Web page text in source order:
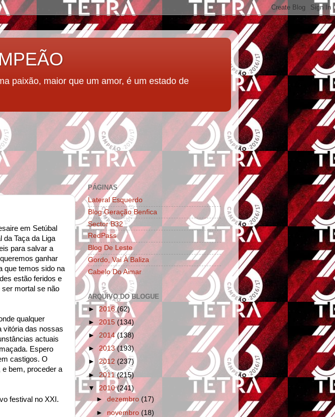
paixão, maior que um amor, é um estado de
em Setúbal
da Taça da Liga
para salvar a
ganhar
que temos sido na
estão feridos e
mortal se não
qualquer
vitória das nossas
actuais
Espero
castigos. O
e bem, proceder a
festival no XXI.
PÁGINAS
Lateral Esquerdo
Blog Geração Benfica
Sector B32
RedPass
Blog De Leste
Gordo, Vai À Baliza
Cabelo Do Aimar
ARQUIVO DO BLOGUE
► 2016(62)
► 2015 (134)
►2014(138)
► 2013(193)
► 2012 (237)
► 2011(215)
▼ 2010(241)
►dezembro(17)
►novembro(18)